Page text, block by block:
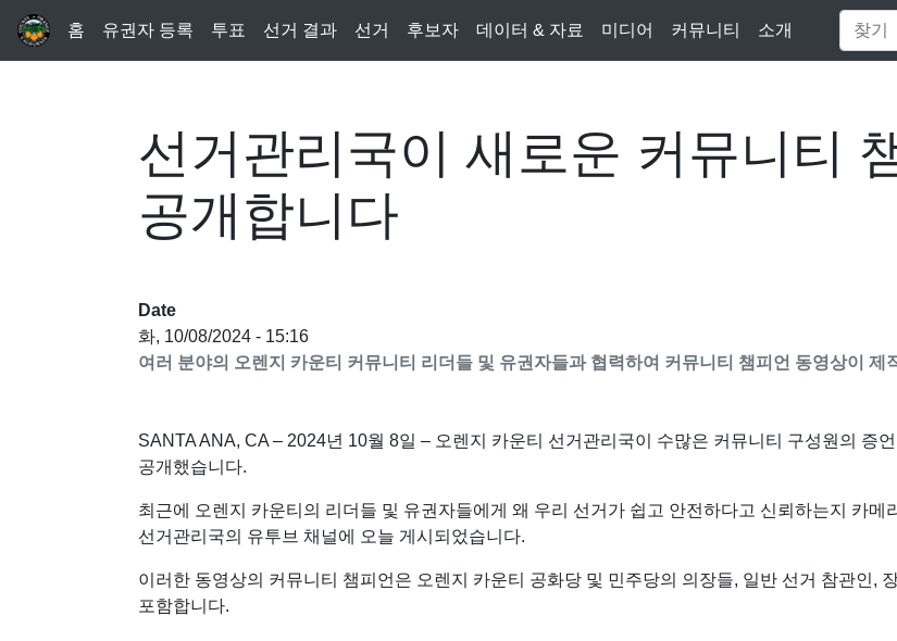
홈 유권자 등록 투표 선거 결과 선거 후보자 데이터 & 자료 미디어 커뮤니티 소개
선거관리국이 새로운 커뮤니티
공개합니다
Date
화, 10/08/2024 - 15:16
여러 분야의 오렌지 카운티 커뮤니티 리더들 및 유권자들과 협력하여 커뮤니티 챔피언 동영상이 제
SANTA ANA, CA – 2024년 10월 8일 – 오렌지 카운티 선거관리국이 수많은 커뮤니티 구성원의 증
공개했습니다.
최근에 오렌지 카운티의 리더들 및 유권자들에게 왜 우리 선거가 쉽고 안전하다고 신뢰하는지 카
선거관리국의 유투브 채널에 오늘 게시되었습니다.
이러한 동영상의 커뮤니티 챔피언은 오렌지 카운티 공화당 및 민주당의 의장들, 일반 선거 참관인,
포함합니다.